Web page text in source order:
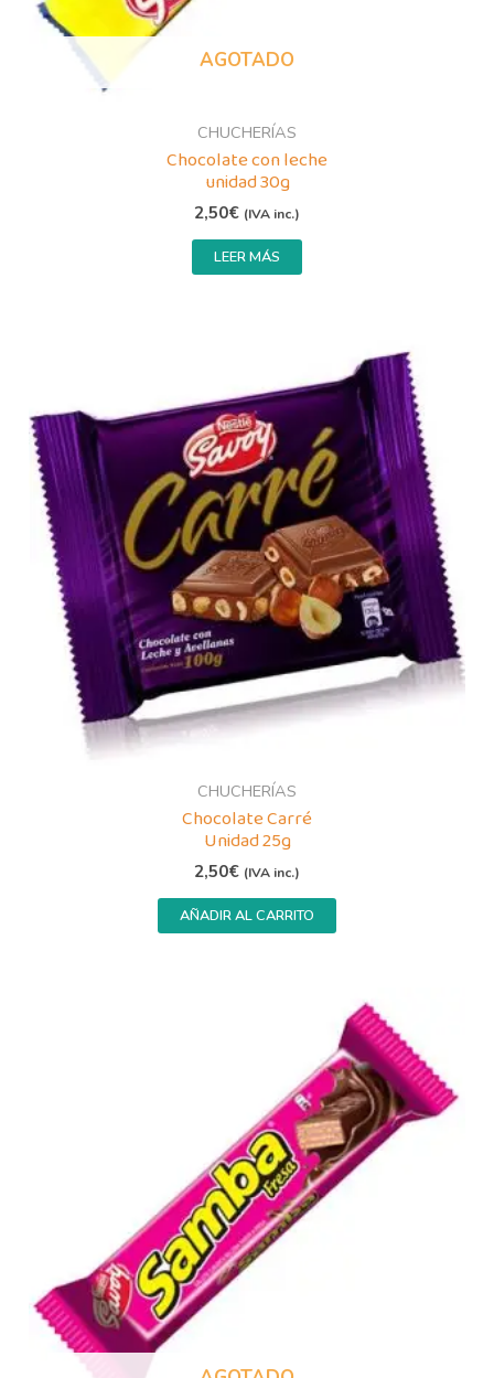
AGOTADO
CHUCHERÍAS
Chocolate con leche
unidad 30g
2,50€ (IVA inc.)
LEER MÁS
CHUCHERÍAS
Chocolate Carré
Unidad 25g
2,50€ (IVA inc.)
AÑADIR AL CARRITO